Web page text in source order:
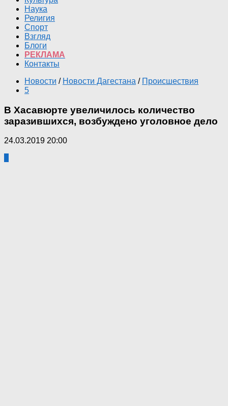
Наука
Религия
Спорт
Взгляд
Блоги
РЕКЛАМА
Контакты
Новости / Новости Дагестана / Происшествия
5
В Хасавюрте увеличилось количество
заразившихся, возбуждено уголовное дело
24.03.2019 20:00